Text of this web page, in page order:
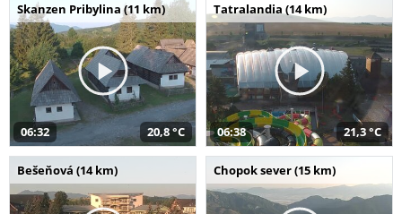
Skanzen Pribylina (11 km)
06:32 20,8 °C
Tatralandia (14 km)
06:38 21,3 °C
Bešeňová (14 km) Chopok sever (15 km)